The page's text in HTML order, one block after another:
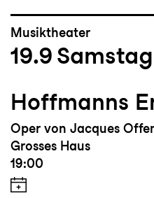
Musiktheater
19.9 Samstag
Hoffmanns
Oper von Jacques
Grosses Haus
19:00